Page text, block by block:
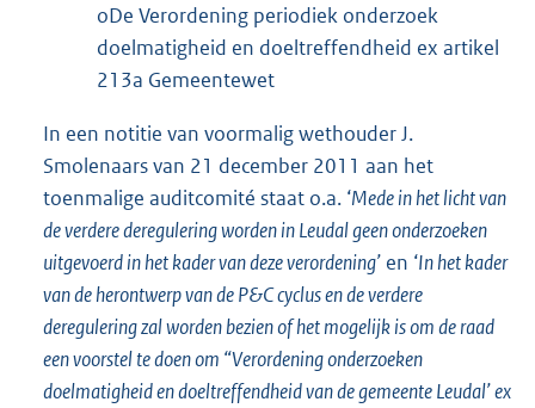
oDe Verordening periodiek onderzoek
doelmatigheid en doeltreffendheid ex artikel
213a Gemeentewet
In een notitie van voormalig wethouder J.
Smolenaars van 21 december 2011 aan het
toenmalige auditcomité staat o.a. ‘Mede in het licht van
de verdere deregulering worden in Leudal geen onderzoeken
uitgevoerd in het kader van deze verordening’ en ‘In het kader
van de herontwerp van de P&C cyclus en de verdere
deregulering zal worden bezien of het mogelijk is om de raad
een voorstel te doen om “Verordening onderzoeken
doelmatigheid en doeltreffendheid van de gemeente Leudal’ ex